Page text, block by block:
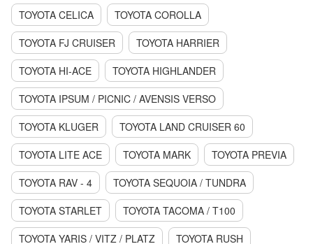
TOYOTA CELICA
TOYOTA COROLLA
TOYOTA FJ CRUISER
TOYOTA HARRIER
TOYOTA HI-ACE
TOYOTA HIGHLANDER
TOYOTA IPSUM / PICNIC / AVENSIS VERSO
TOYOTA KLUGER
TOYOTA LAND CRUISER 60
TOYOTA LITE ACE
TOYOTA MARK
TOYOTA PREVIA
TOYOTA RAV - 4
TOYOTA SEQUOIA / TUNDRA
TOYOTA STARLET
TOYOTA TACOMA / T100
TOYOTA YARIS / VITZ / PLATZ
TOYOTA RUSH